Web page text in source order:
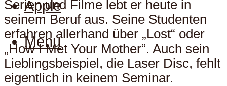
Apple
Menu
Serien und Filme lebt er heute in
seinem Beruf aus. Seine Studenten
erfahren allerhand über „Lost“ oder
„How I Met Your Mother“. Auch sein
Lieblingsbeispiel, die Laser Disc, fehlt
eigentlich in keinem Seminar.